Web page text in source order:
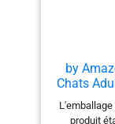
by
Chats
produit